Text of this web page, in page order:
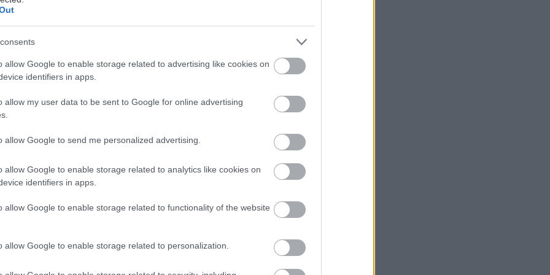
allow Google to enable storage related to advertising like cookies on
identifiers in apps.
allow my user data to be sent to Google for online advertising
allow Google to send me personalized advertising.
allow Google to enable storage related to analytics like cookies on
identifiers in apps.
allow Google to enable storage related to functionality of the website
allow Google to enable storage related to personalization.
δεν θα λέγαμε ότι η Κως δεν είναι ένα νησί δημοφιλές. Σε
θα μπορούσε να χαρακτηριστεί και ως ‘λατρεία’. Κι όμως, σε
δεν φαίνεται να μονοπωλεί το ενδιαφέρον του Έλληνα που
του. Είναι ένας προορισμός ιδιαίτερος, σαγηνευτικός… και
(προ)ιστορία του, δεν θα σου πούμε πολλά. Άλλωστε, τα έχουμε
εδώ. Θα σου πούμε, όμως, μερικά από τα πιο τέλεια
σαν το νεράκι. Άνοιξε τώρα κι εσύ μία, και πάμε να
τι θα δεις, πού θα κολυμπήσεις, πού θα φας και πού θα πιεις, και